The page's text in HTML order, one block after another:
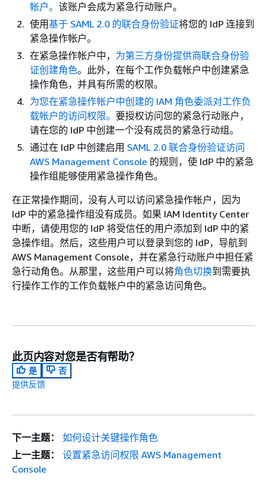
帐户。 该账户会成为紧急行动账户。
使用基于 SAML 2.0 的联合身份验证将您的 IdP 连接到
紧急操作帐户。
在紧急操作帐户中， 为第三方身份提供商联合身份验
证创建角色。此外，在每个工作负载帐户中创建紧急
操作角色，并具有所需的权限。
为您在紧急操作帐户中创建的 IAM 角色委派对工作负
载帐户的访问权限。 要授权访问您的紧急行动账户，
请在您的 IdP 中创建一个没有成员的紧急行动组。
通过在 IdP 中创建启用 SAML 2.0 联合身份验证访问
AWS Management Console 的规则，使 IdP 中的紧急
操作组能够使用紧急操作角色。
在正常操作期间，没有人可以访问紧急操作帐户，因为
IdP 中的紧急操作组没有成员。如果 IAM Identity Center
中断，请使用您的 IdP 将受信任的用户添加到 IdP 中的紧
急操作组。然后，这些用户可以登录到您的 IdP，导航到
AWS Management Console，并在紧急行动账户中担任紧
急行动角色。从那里，这些用户可以将角色切换到需要执
行操作工作的工作负载帐户中的紧急访问角色。
此页内容对您是否有帮助？
是
否
提供反馈
下一主题：
如何设计关键操作角色
上一主题：
设置紧急访问权限 AWS Management
Console